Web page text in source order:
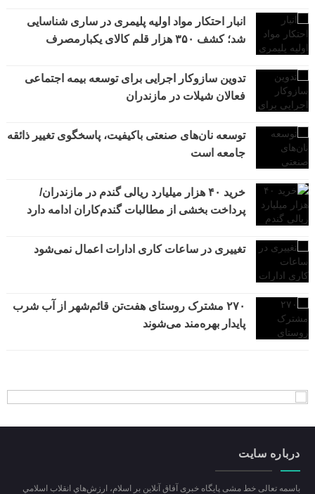
انبار احتکار مواد اولیه پلیمری در ساری شناسایی
شد؛ کشف ۳۵۰ هزار قلم کالای یکبارمصرف
تدوین سازوکار اجرایی برای توسعه بیمه اجتماعی
فعالان شیلات در مازندران
توسعه نان‌های صنعتی باکیفیت، پاسخگوی تغییر ذائقه
جامعه است
خرید ۴۰ هزار میلیارد ریالی گندم در مازندران/
پرداخت بخشی از مطالبات گندم‌کاران ادامه دارد
تغییری در ساعات کاری ادارات اعمال نمی‌شود
۲۷۰ مشترک روستای هفت‌تن قائم‌شهر از آب شرب
پایدار بهره‌مند می‌شوند
درباره سایت
باسمه تعالی خط مشی پایگاه خبری آفاق آنلاین بر اسلام، ارزش‌هاي انقلاب اسلامي